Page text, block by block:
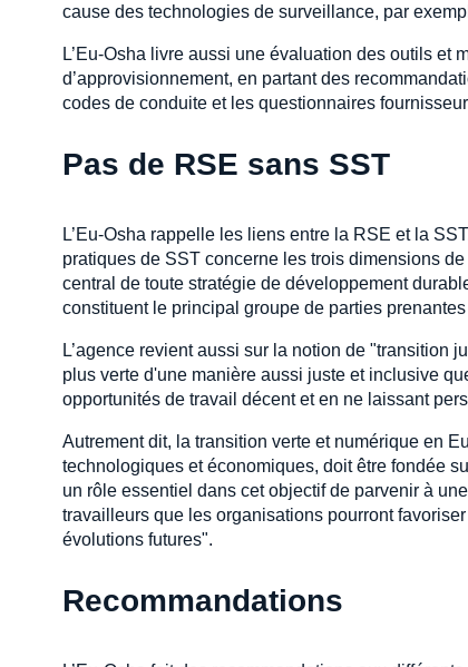
cause des technologies de surveillance, par
L’Eu-Osha livre aussi une évaluation des outils
d’approvisionnement, en partant des
codes de conduite et les questionnaires
Pas de RSE sans SST
L’Eu-Osha rappelle les liens entre la RSE et la
pratiques de SST concerne les trois dimensions
central de toute stratégie de développement
constituent le principal groupe de parties
L’agence revient aussi sur la notion de "transition
plus verte d'une manière aussi juste et inclusive
opportunités de travail décent et en ne laissant
Autrement dit, la transition verte et numérique en
technologiques et économiques, doit être fondée
un rôle essentiel dans cet objectif de parvenir à
travailleurs que les organisations pourront
évolutions futures".
Recommandations